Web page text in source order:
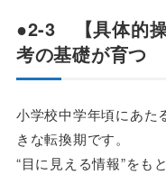
●2-3 【具体的
考の基礎が育つ
小学校中学年頃にあた
きな転換期です。
“目に見える情報”をも